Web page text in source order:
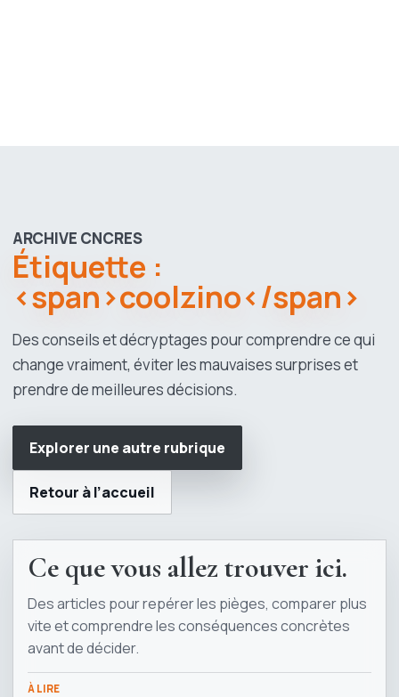
ARCHIVE CNCRES
Étiquette :
<span>coolzino</span>
Des conseils et décryptages pour comprendre ce qui
change vraiment, éviter les mauvaises surprises et
prendre de meilleures décisions.
Explorer une autre rubrique
Retour à l’accueil
Ce que vous allez trouver ici.
Des articles pour repérer les pièges, comparer plus
vite et comprendre les conséquences concrètes
avant de décider.
À LIRE